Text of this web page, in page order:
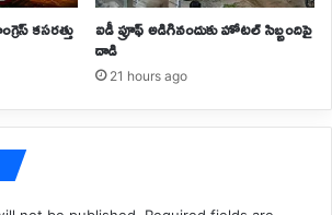
కసరత్తు ఐడీ ప్రూఫ్ అడిగినందుకు హోటల్‌ సిబ్బందిపై
దాడి
21 hours ago